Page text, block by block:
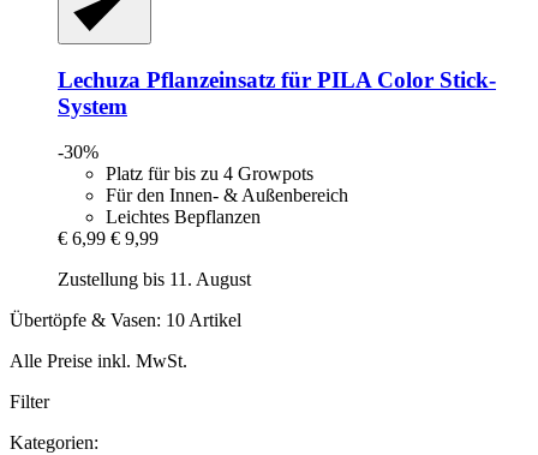
Lechuza Pflanzeinsatz für PILA Color Stick-​
System
-30%
Platz für bis zu 4 Growpots
Für den Innen- & Außenbereich
Leichtes Bepflanzen
€ 6,99 € 9,99
Zustellung bis 11. August
Übertöpfe & Vasen: 10 Artikel
Alle Preise inkl. MwSt.
Filter
Kategorien: